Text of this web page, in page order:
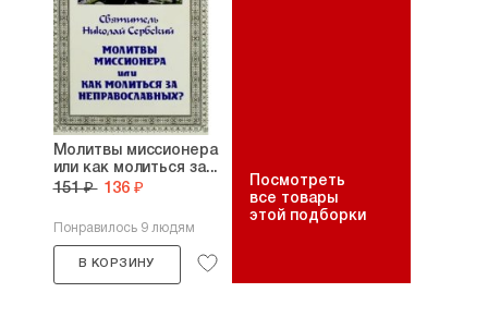
Молитвы миссионера
или как молиться за...
151 ₽ 136 ₽
Понравилось 9 людям
В КОРЗИНУ
Посмотреть
все товары
этой подборки